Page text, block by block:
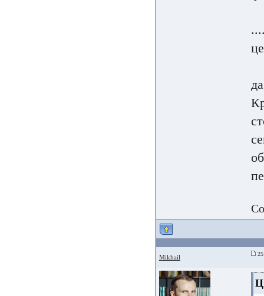
Mikhail 25